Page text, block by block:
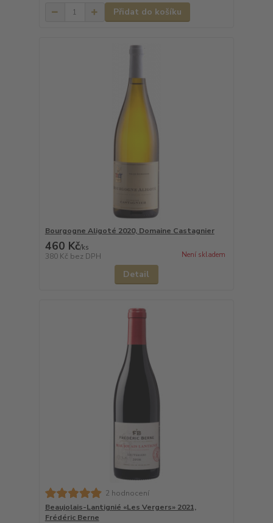
Přidat do košíku
Bourgogne Aligoté 2020, Domaine Castagnier
460 Kč/ks
380 Kč bez DPH Není skladem
Detail
2 hodnocení
Beaujolais-Lantignié «Les Vergers» 2021,
Frédéric Berne